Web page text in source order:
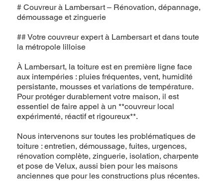
# Couvreur à Lambersart – Rénovation, dépannage,
démoussage et zinguerie
## Votre couvreur expert à Lambersart et dans toute
la métropole lilloise
À Lambersart, la toiture est en première ligne face
aux intempéries : pluies fréquentes, vent, humidité
persistante, mousses et variations de température.
Pour protéger durablement votre maison, il est
essentiel de faire appel à un **couvreur local
expérimenté, réactif et rigoureux**.
Nous intervenons sur toutes les problématiques de
toiture : entretien, démoussage, fuites, urgences,
rénovation complète, zinguerie, isolation, charpente
et pose de Velux, aussi bien pour les maisons
anciennes que pour les constructions plus récentes.